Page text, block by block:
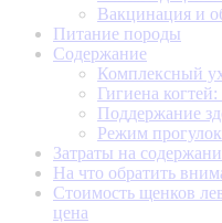
Вакцинация и
Питание породы
Содержание
Комплексный
Гигиена
Поддержание
Режим прогулок
Затраты на
На что обратить
Стоимость щенков
цена